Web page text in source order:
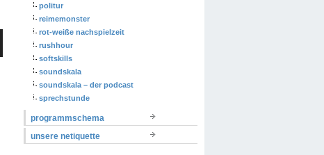
politur
reimemonster
rot-weiße nachspielzeit
rushhour
softskills
soundskala
soundskala – der podcast
sprechstunde
programmschema
unsere netiquette